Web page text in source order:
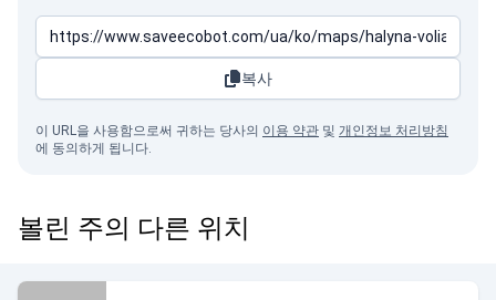
복사
이 URL을 사용함으로써 귀하는 당사의 이용 약관 및 개인정보 처리방침
에 동의하게 됩니다.
볼린 주의 다른 위치